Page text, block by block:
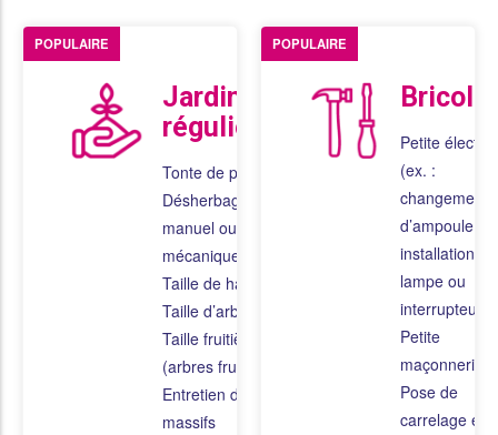
Jardinage
régulier
Tonte de pelouse
Désherbage
manuel ou
mécanique
Taille de haies
Taille d’arbustes
Taille fruitière
(arbres fruitiers)
Entretien des
massifs
POPULAIRE
Petite
(ex. :
changement
d’ampoule,
installation de
lampe ou
interrupteur
Petite
maçonnerie
Pose de
carrelage en
POPULAIRE